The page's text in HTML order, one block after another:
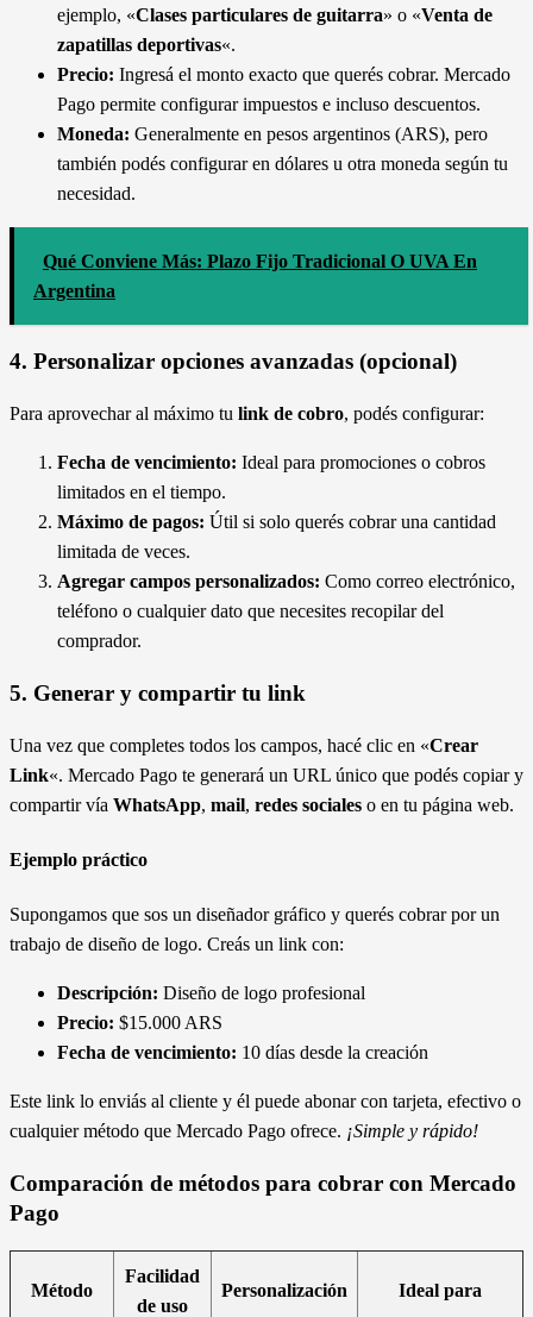
ejemplo, «Clases particulares de guitarra» o «Venta de
zapatillas deportivas«.
Precio: Ingresá el monto exacto que querés cobrar. Mercado
Pago permite configurar impuestos e incluso descuentos.
Moneda: Generalmente en pesos argentinos (ARS), pero
también podés configurar en dólares u otra moneda según tu
necesidad.
Qué Conviene Más: Plazo Fijo Tradicional O UVA En
Argentina
4. Personalizar opciones avanzadas (opcional)
Para aprovechar al máximo tu link de cobro, podés configurar:
Fecha de vencimiento: Ideal para promociones o cobros
limitados en el tiempo.
Máximo de pagos: Útil si solo querés cobrar una cantidad
limitada de veces.
Agregar campos personalizados: Como correo electrónico,
teléfono o cualquier dato que necesites recopilar del
comprador.
5. Generar y compartir tu link
Una vez que completes todos los campos, hacé clic en «Crear
Link«. Mercado Pago te generará un URL único que podés copiar y
compartir vía WhatsApp, mail, redes sociales o en tu página web.
Ejemplo práctico
Supongamos que sos un diseñador gráfico y querés cobrar por un
trabajo de diseño de logo. Creás un link con:
Descripción: Diseño de logo profesional
Precio: $15.000 ARS
Fecha de vencimiento: 10 días desde la creación
Este link lo enviás al cliente y él puede abonar con tarjeta, efectivo o
cualquier método que Mercado Pago ofrece. ¡Simple y rápido!
Comparación de métodos para cobrar con Mercado
Pago
Método
Facilidad
de uso
Personalización Ideal para